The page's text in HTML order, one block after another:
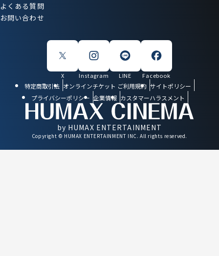
よくある質問
お問い合わせ
X Instagram LINE Facebook
特定商取引法 オンラインチケット ご利用規約 サイトポリシー
プライバシーポリシー 企業情報 カスタマーハラスメント
by HUMAX ENTERTAINMENT
Copyright © HUMAX ENTERTAINMENT INC. All rights reserved.